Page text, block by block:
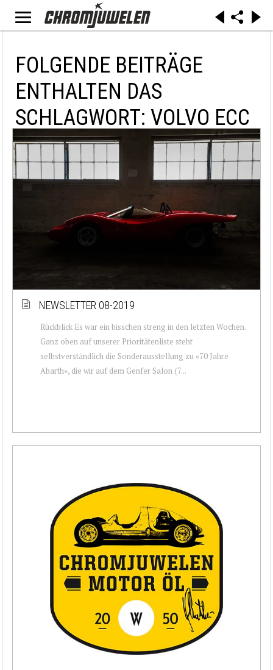
FOLGENDE BEITRÄGE
ENTHALTEN DAS
SCHLAGWORT: VOLVO ECC
NEWSLETTER 08-2019
Rückblick Es war ein bisschen streng in den letzten Wochen.
Ganz oben auf unserer Prioritätenliste steht
selbstverständlich die Sonderausstellung zu «70 Jahre
Abarth», die wir auf dem Genfer Salon (7...